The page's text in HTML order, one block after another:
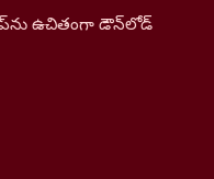
ఉచితంగా డౌన్‌లోడ్